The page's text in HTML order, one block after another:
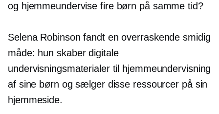
og hjemmeundervise fire børn på samme tid?
Selena Robinson fandt en overraskende smidig
måde: hun skaber digitale
undervisningsmaterialer til hjemmeundervisning
af sine børn og sælger disse ressourcer på sin
hjemmeside.